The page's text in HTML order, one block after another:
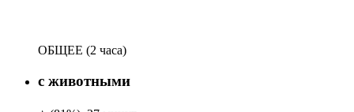
ОБЩЕЕ (2 часа)
с животными